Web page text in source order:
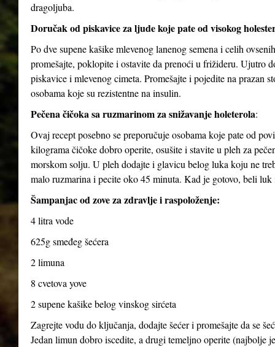
dragoljuba.
Doručak od piskavice za ljude koje pate od visokog
Po dve supene kašike mlevenog lanenog semena i celih
promešajte, poklopite i ostavite da prenoći u frižideru. Ujutro
piskavice i mlevenog cimeta. Promešajte i pojedite na prazan
osobama koje su rezistentne na insulin.
Pečena čičoka sa ruzmarinom za snižavanje holeterola:
Ovaj recept posebno se preporučuje osobama koje pate od
kilograma čičoke dobro operite, osušite i stavite u pleh za
morskom solju. U pleh dodajte i glavicu belog luka koju ne
malo ruzmarina i pecite oko 45 minuta. Kad je gotovo, beli
Šampanjac od zove za zdravlje i raspoloženje:
4 litra vode
625g smeđeg šećera
2 limuna
8 cvetova yove
2 supene kašike belog vinskog sirćeta
Zagrejte vodu do ključanja, dodajte šećer i promešajte da se
Jedan limun dobro iscedite, a drugi temeljno operite (najbolje